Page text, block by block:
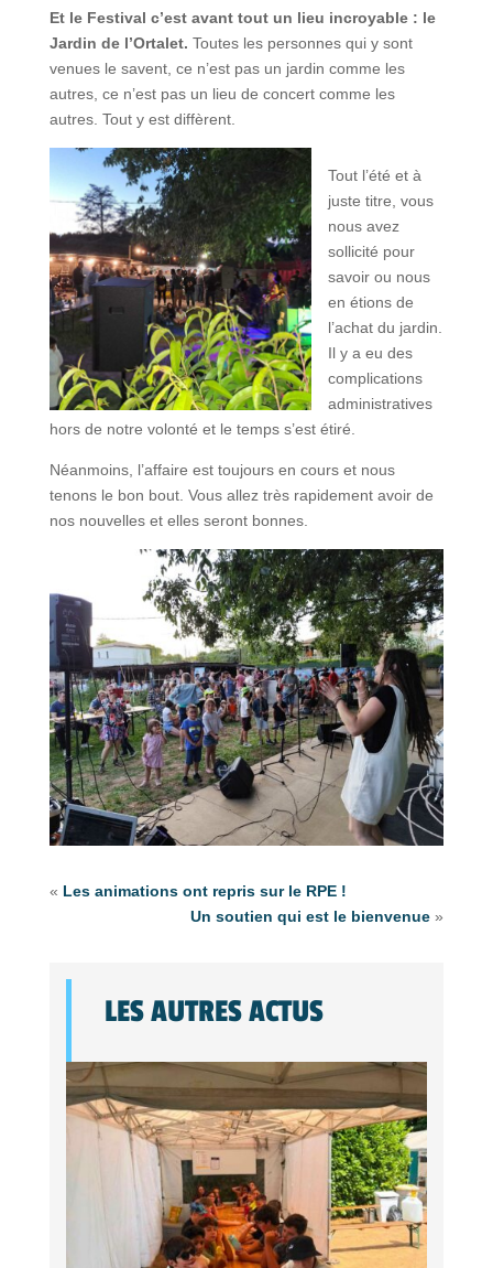
Et le Festival c’est avant tout un lieu incroyable : le
Jardin de l’Ortalet. Toutes les personnes qui y sont
venues le savent, ce n’est pas un jardin comme les
autres, ce n’est pas un lieu de concert comme les
autres. Tout y est diffèrent.
Tout l’été et à
juste titre, vous
nous avez
sollicité pour
savoir ou nous
en étions de
l’achat du jardin.
Il y a eu des
complications
administratives
hors de notre volonté et le temps s’est étiré.
Néanmoins, l’affaire est toujours en cours et nous
tenons le bon bout. Vous allez très rapidement avoir de
nos nouvelles et elles seront bonnes.
« Les animations ont repris sur le RPE !
Un soutien qui est le bienvenue »
LES AUTRES ACTUS